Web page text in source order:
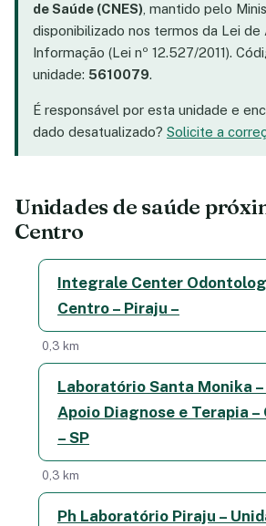
de Saúde (CNES) , mantido pelo
disponibilizado nos termos da Lei de
Informação (Lei nº 12.527/2011).
unidade: 5610079.
É responsável por esta unidade e
dado desatualizado? Solicite a
Unidades de saúde
Centro
Integrale Center
Centro – Piraju –
0,3 km
Laboratório Santa Monika –
Apoio Diagnose e Terapia –
– SP
0,3 km
Ph Laboratório Piraju –